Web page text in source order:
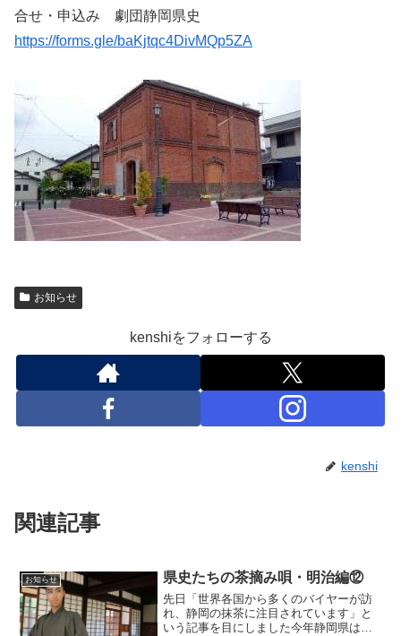
合せ・申込み 劇団静岡県史
https://forms.gle/baKjtqc4DivMQp5ZA
お知らせ
kenshiをフォローする
kenshi
関連記事
お知らせ 県史たちの茶摘み唄・明治編⑫
先日「世界各国から多くのバイヤーが訪
れ、静岡の抹茶に注目されています」と
いう記事を目にしました今年静岡県は一